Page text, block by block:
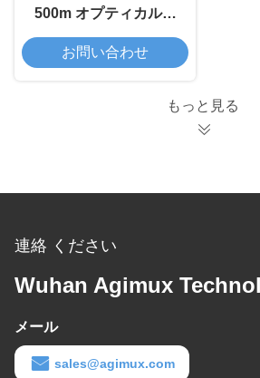
500m オプティカルト
ランシーバーモジュー
ル
お問い合わせ
もっと見る
連絡 ください
Wuhan Agimux
メール
sales@agimux.com